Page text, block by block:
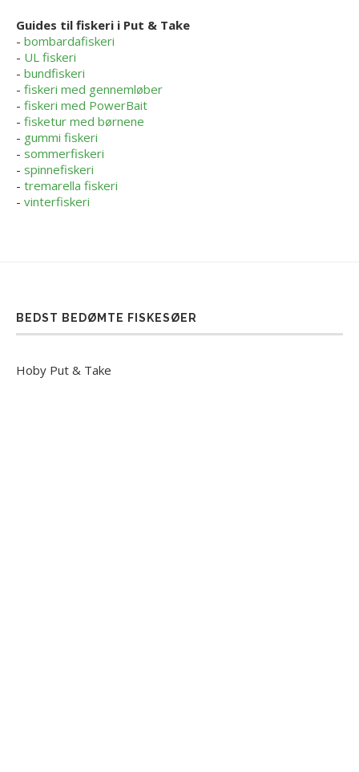
Guides til fiskeri i Put & Take
- bombardafiskeri
- UL fiskeri
- bundfiskeri
- fiskeri med gennemløber
- fiskeri med PowerBait
- fisketur med børnene
- gummi fiskeri
- sommerfiskeri
- spinnefiskeri
- tremarella fiskeri
- vinterfiskeri
BEDST BEDØMTE FISKESØER
Hoby Put & Take